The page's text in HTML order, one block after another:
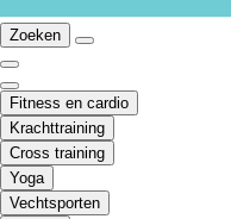
Zoeken
Fitness en cardio
Krachttraining
Cross training
Yoga
Vechtsporten